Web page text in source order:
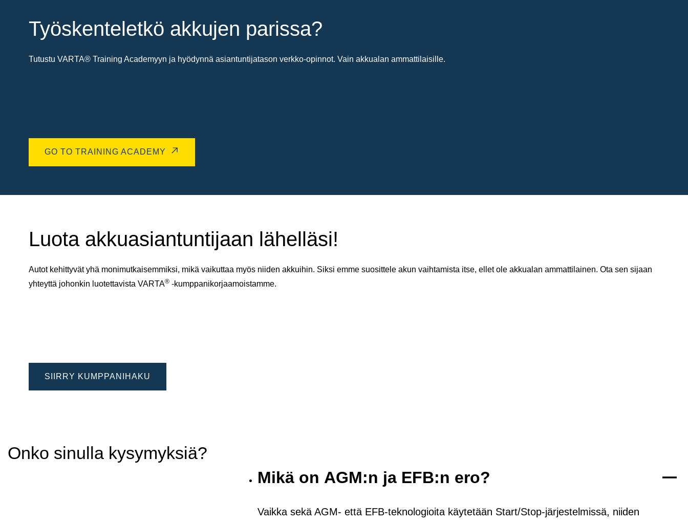
Työskenteletkö akkujen parissa?
Tutustu VARTA® Training Academyyn ja hyödynnä asiantuntijatason verkko-opinnot. Vain akkualan ammattilaisille.
GO TO TRAINING ACADEMY
Luota akkuasiantuntijaan lähelläsi!
Autot kehittyvät yhä monimutkaisemmiksi, mikä vaikuttaa myös niiden akkuihin. Siksi emme suosittele akun vaihtamista itse, ellet ole akkualan ammattilainen. Ota sen sijaan
yhteyttä johonkin luotettavista VARTA® -kumppanikorjaamoistamme.
SIIRRY KUMPPANIHAKU
Onko sinulla kysymyksiä?
Mikä on AGM:n ja EFB:n ero?
Vaikka sekä AGM- että EFB-teknologioita käytetään Start/Stop-järjestelmissä, niiden